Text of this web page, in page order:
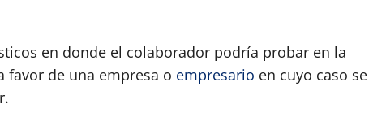
en donde el colaborador podría probar en la
favor de una empresa o empresario en cuyo caso se